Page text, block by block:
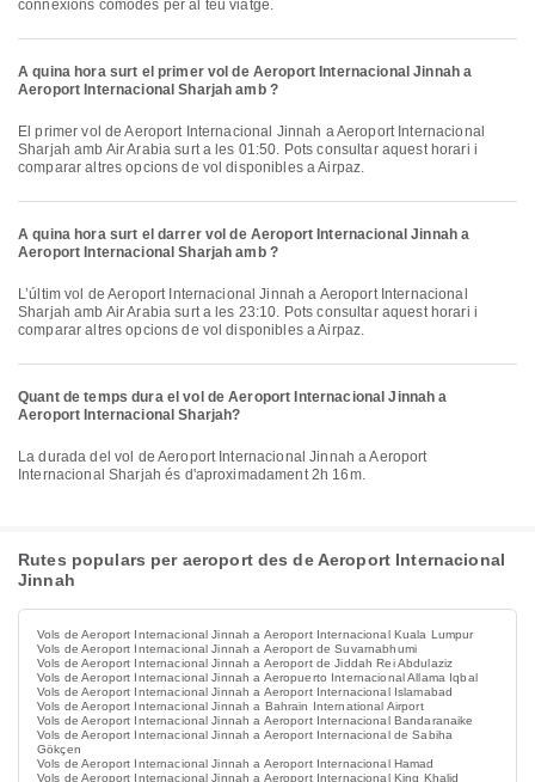
connexions còmodes per al teu viatge.
A quina hora surt el primer vol de Aeroport Internacional Jinnah a
Aeroport Internacional Sharjah amb ?
El primer vol de Aeroport Internacional Jinnah a Aeroport Internacional
Sharjah amb Air Arabia surt a les 01:50. Pots consultar aquest horari i
comparar altres opcions de vol disponibles a Airpaz.
A quina hora surt el darrer vol de Aeroport Internacional Jinnah a
Aeroport Internacional Sharjah amb ?
L’últim vol de Aeroport Internacional Jinnah a Aeroport Internacional
Sharjah amb Air Arabia surt a les 23:10. Pots consultar aquest horari i
comparar altres opcions de vol disponibles a Airpaz.
Quant de temps dura el vol de Aeroport Internacional Jinnah a
Aeroport Internacional Sharjah?
La durada del vol de Aeroport Internacional Jinnah a Aeroport
Internacional Sharjah és d'aproximadament 2h 16m.
Rutes populars per aeroport des de Aeroport Internacional
Jinnah
Vols de Aeroport Internacional Jinnah a Aeroport Internacional Kuala Lumpur
Vols de Aeroport Internacional Jinnah a Aeroport de Suvarnabhumi
Vols de Aeroport Internacional Jinnah a Aeroport de Jiddah Rei Abdulaziz
Vols de Aeroport Internacional Jinnah a Aeropuerto Internacional Allama Iqbal
Vols de Aeroport Internacional Jinnah a Aeroport Internacional Islamabad
Vols de Aeroport Internacional Jinnah a Bahrain International Airport
Vols de Aeroport Internacional Jinnah a Aeroport Internacional Bandaranaike
Vols de Aeroport Internacional Jinnah a Aeroport Internacional de Sabiha
Gökçen
Vols de Aeroport Internacional Jinnah a Aeroport Internacional Hamad
Vols de Aeroport Internacional Jinnah a Aeroport Internacional King Khalid